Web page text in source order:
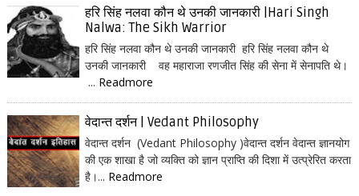
हरि सिंह नलवा कौन थे उनकी जानकारी |Hari Singh
Nalwa: The Sikh Warrior
हरि सिंह नलवा कौन थे उनकी जानकारी हरि सिंह नलवा कौन थे
उनकी जानकारी वह महाराजा रणजीत सिंह की सेना में सेनापति थे।
... Readmore
वेदान्त दर्शन | Vedant Philosophy
वेदान्त दर्शन (Vedant Philosophy )वेदान्त दर्शन वेदान्त ज्ञानयोग
की एक शाखा है जो व्यक्ति को ज्ञान प्राप्ति की दिशा में उत्प्रेरित करता
है।... Readmore